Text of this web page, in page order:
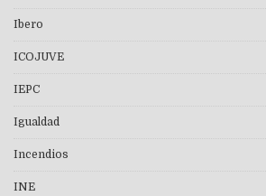
Ibero
ICOJUVE
IEPC
Igualdad
Incendios
INE